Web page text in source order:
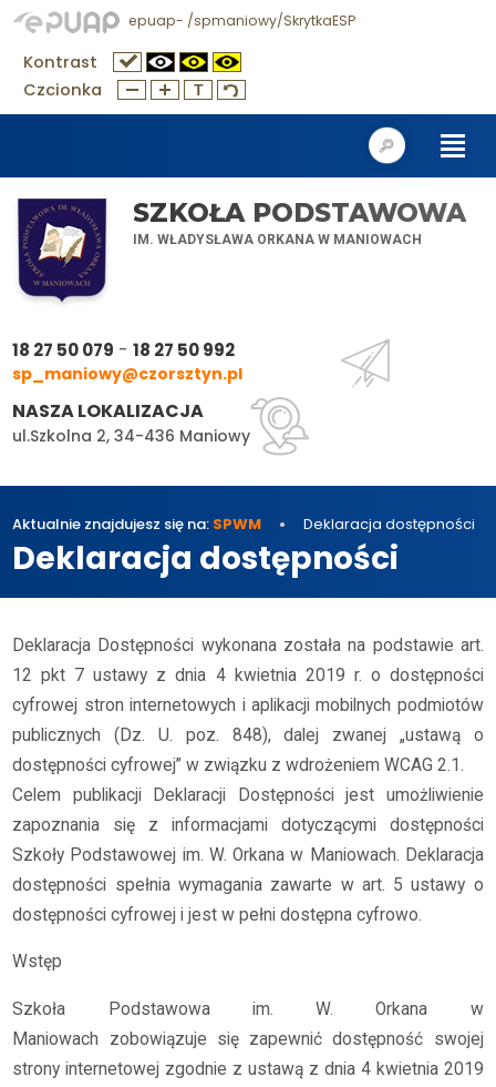
epuap- /spmaniowy/SkrytkaESP
Kontrast
Czcionka
SZKOŁA PODSTAWOWA
IM. WŁADYSŁAWA ORKANA W MANIOWACH
18 27 50 079 -18 27 50 992
sp_maniowy@czorsztyn.pl
NASZA LOKALIZACJA
ul.Szkolna 2, 34-436 Maniowy
Aktualnie znajdujesz się na: SPWM Deklaracja dostępności
Deklaracja dostępności
Deklaracja Dostępności wykonana została na podstawie art.
12 pkt 7 ustawy z dnia 4 kwietnia 2019 r. o dostępności
cyfrowej stron internetowych i aplikacji mobilnych podmiotów
publicznych (Dz. U. poz. 848), dalej zwanej „ustawą o
dostępności cyfrowej” w związku z wdrożeniem WCAG 2.1.
Celem publikacji Deklaracji Dostępności jest umożliwienie
zapoznania się z informacjami dotyczącymi dostępności
Szkoły Podstawowej im. W. Orkana w Maniowach. Deklaracja
dostępności spełnia wymagania zawarte w art. 5 ustawy o
dostępności cyfrowej i jest w pełni dostępna cyfrowo.
Wstęp
Szkoła Podstawowa im. W. Orkana w
Maniowach zobowiązuje się zapewnić dostępność swojej
strony internetowej zgodnie z ustawą z dnia 4 kwietnia 2019